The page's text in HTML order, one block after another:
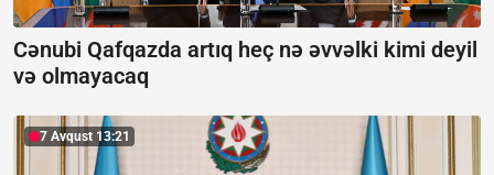
Cənubi Qafqazda artıq heç nə əvvəlki kimi deyil
və olmayacaq
7 Avqust 13:21